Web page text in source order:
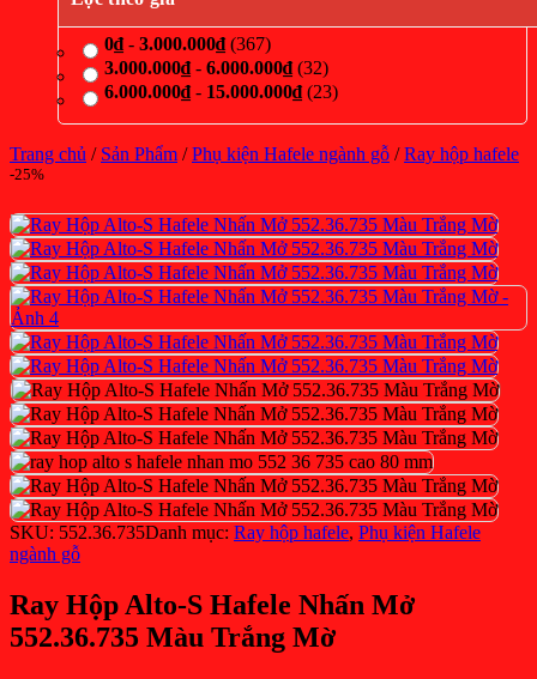
0₫- 3.000.000₫(367)
3.000.000₫- 6.000.000₫(32)
6.000.000₫- 15.000.000₫(23)
Trang chủ / Sản Phẩm / Phụ kiện Hafele ngành gỗ / Ray hộp hafele
-25%
SKU: 552.36.735Danh mục: Ray hộp hafele, Phụ kiện Hafele
ngành gỗ
Ray Hộp Alto-S Hafele Nhấn Mở
552.36.735 Màu Trắng Mờ